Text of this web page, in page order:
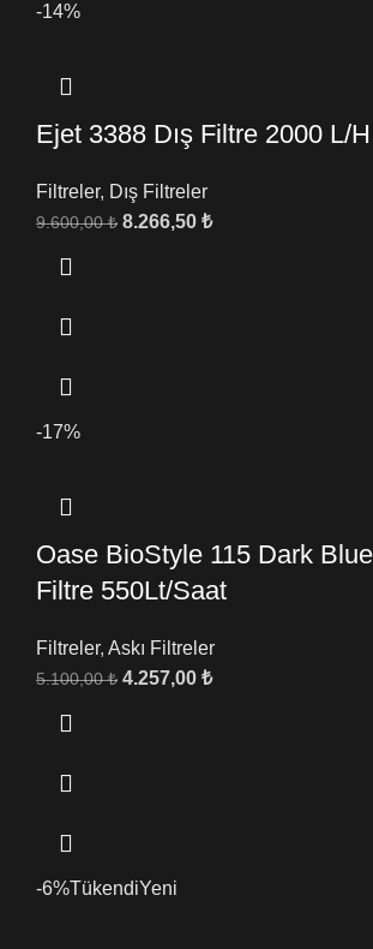
-14%
Ejet 3388 Dış Filtre 2000 L/H
Filtreler, Dış Filtreler
9.600,00₺ 8.266,50 ₺
-17%
Oase BioStyle 115 Dark
Filtre 550Lt/Saat
Filtreler, Askı Filtreler
5.100,00₺ 4.257,00 ₺
-6%TükendiYeni